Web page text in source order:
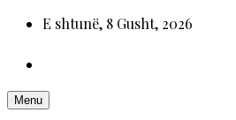
E shtunë, 8 Gusht, 2026
Menu